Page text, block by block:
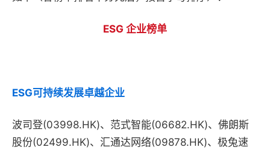
ESG 企业榜单
ESG可持续发展卓越企业
波司登(03998.HK)、范式智能(06682.HK)、佛朗斯
股份(02499.HK)、汇通达网络(09878.HK)、极兔速